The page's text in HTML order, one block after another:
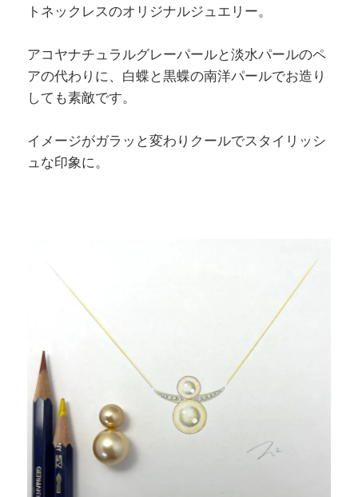
トネックレスのオリジナルジュエリー。
アコヤナチュラルグレーパールと淡水パールのペ
アの代わりに、白蝶と黒蝶の南洋パールでお造り
しても素敵です。
イメージがガラッと変わりクールでスタイリッシ
ュな印象に。